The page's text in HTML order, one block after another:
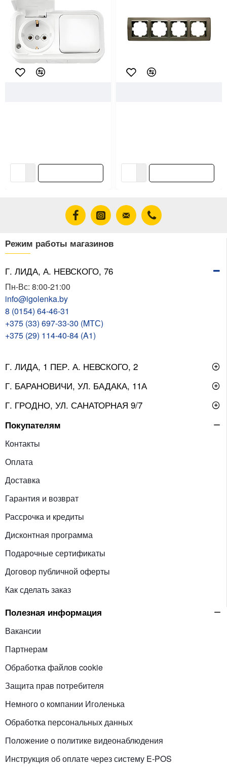
Режим работы магазинов
Г. ЛИДА, А. НЕВСКОГО, 76
Пн-Вс: 8:00-21:00
info@igolenka.by
8 (0154) 64-46-31
+375 (33) 697-33-30 (MТС)
+375 (29) 114-40-84 (A1)
Г. ЛИДА, 1 ПЕР. А. НЕВСКОГО, 2
Г. БАРАНОВИЧИ, УЛ. БАДАКА, 11А
Г. ГРОДНО, УЛ. САНАТОРНАЯ 9/7
Покупателям
Контакты
Оплата
Доставка
Гарантия и возврат
Рассрочка и кредиты
Дисконтная программа
Подарочные сертификаты
Договор публичной оферты
Как сделать заказ
Полезная информация
Вакансии
Партнерам
Обработка файлов cookie
Защита прав потребителя
Немного о компании Иголенька
Обработка персональных данных
Положение о политике видеонаблюдения
Инструкция об оплате через систему E-POS